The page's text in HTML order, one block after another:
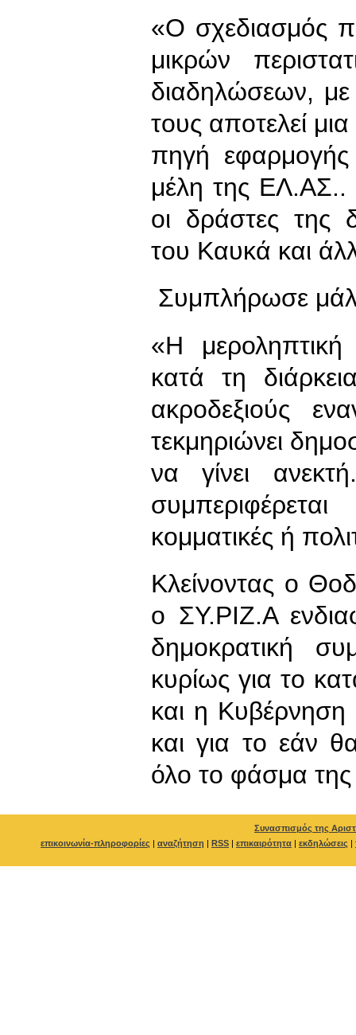
«Ο σχεδιασμός
μικρών
διαδηλώσεων, με
τους αποτελεί
πηγή
μέλη της ΕΛ.ΑΣ..
οι δράστες της
του Καυκά και
Συμπλήρωσε
«Η
κατά τη
ακροδεξιούς
τεκμηριώνει
να γίνει
κομματικές ή
Κλείνοντας ο
ο ΣΥ.ΡΙΖ.Α
δημοκρατική
κυρίως για το
και η Κυβέρνηση
και για το εάν
όλο το φάσμα της
Συνασπισμός της
επικοινωνία-πληροφορίες | αναζήτηση | RSS | επικαιρότητα | εκδηλώσεις |